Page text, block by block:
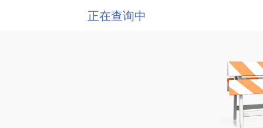
正在查询中